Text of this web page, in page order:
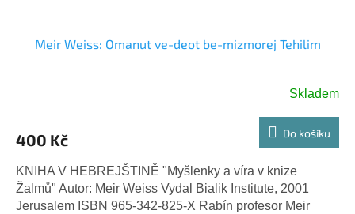
Meir Weiss: Omanut ve-deot be-mizmorej Tehilim
Skladem
400 Kč Do košíku
KNIHA V HEBREJŠTINĚ "Myšlenky a víra v knize
Žalmů" Autor: Meir Weiss Vydal Bialik Institute, 2001
Jerusalem ISBN 965-342-825-X Rabín profesor Meir